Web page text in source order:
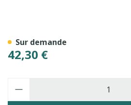
42,30 €
Sur demande